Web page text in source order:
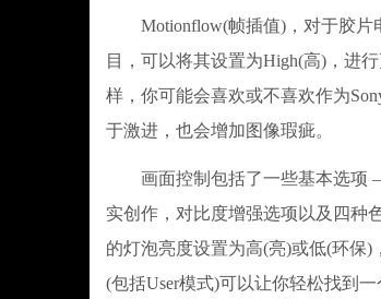
Motionflow(帧插值)，对于胶片
目，可以将其设置为High(高)，进
样，你可能会喜欢或不喜欢作为
于激进，也会增加图像瑕疵。
画面控制包括了一些基本选项
实创作，对比度增强选项以及四种
的灯泡亮度设置为高(亮)或低(环保
(包括User模式)可以让你轻松找到